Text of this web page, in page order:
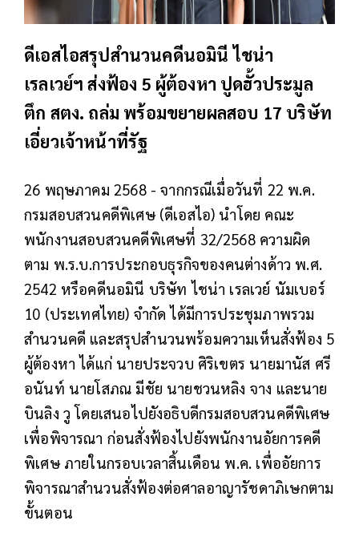
ดีเอสไอสรุปสำนวนคดีนอมินี ไชน่า
เรลเวย์ฯ ส่งฟ้อง 5 ผู้ต้องหา ปูดฮั้วประมูล
ตึก สตง. ถล่ม พร้อมขยายผลสอบ 17 บริษัท
เอี่ยวเจ้าหน้าที่รัฐ
26 พฤษภาคม 2568 - จากกรณีเมื่อวันที่ 22 พ.ค.
กรมสอบสวนคดีพิเศษ (ดีเอสไอ) นำโดย คณะ
พนักงานสอบสวนคดีพิเศษที่ 32/2568 ความผิด
ตาม พ.ร.บ.การประกอบธุรกิจของคนต่างด้าว พ.ศ.
2542 หรือคดีนอมินี บริษัท ไชน่า เรลเวย์ นัมเบอร์
10 (ประเทศไทย) จำกัด ได้มีการประชุมภาพรวม
สำนวนคดี และสรุปสำนวนพร้อมความเห็นสั่งฟ้อง 5
ผู้ต้องหา ได้แก่ นายประจวบ ศิริเขตร นายมานัส ศรี
อนันท์ นายโสภณ มีชัย นายชวนหลิง จาง และนาย
บินลิง วูโดยเสนอไปยังอธิบดีกรมสอบสวนคดีพิเศษ
เพื่อพิจารณา ก่อนสั่งฟ้องไปยังพนักงานอัยการคดี
พิเศษ ภายในกรอบเวลาสิ้นเดือน พ.ค. เพื่ออัยการ
พิจารณาสำนวนสั่งฟ้องต่อศาลอาญารัชดาภิเษกตาม
ขั้นตอน